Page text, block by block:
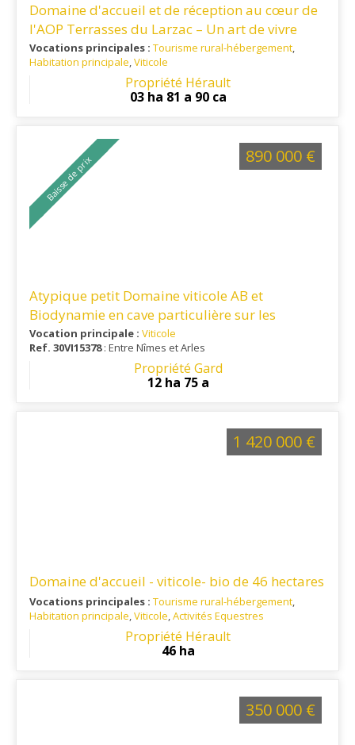
Domaine d'accueil et de réception au cœur de
l'AOP Terrasses du Larzac – Un art de vivre
entre vignes et garrigue
Vocations principales : Tourisme rural-hébergement,
Habitation principale,Viticole
: Montpellier - Clermont l'Hérault - Proximité
Propriété Hérault
03 ha 81 a 90 ca
Baisse de prix
Atypique petit Domaine viticole AB et
Biodynamie en cave particulière sur les
Costières de Nîmes
Vocation principale : Viticole
Ref. 30VI15378: Entre Nîmes et Arles
Propriété Gard
12 ha 75 a
890 000 €
Domaine d'accueil - viticole- bio de 46 hectares
Vocations principales : Tourisme rural-hébergement,
Habitation principale,Viticole,Activités Equestres
: Triangle Narbonne - Béziers - Carcassonne
Propriété Hérault
46 ha
1 420 000 €
350 000 €